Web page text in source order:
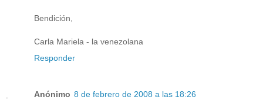
Bendición,
Carla Mariela - la venezolana
Responder
Anónimo 8 de febrero de 2008 a las 18:26